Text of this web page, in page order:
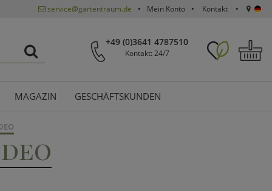
service@gartentraum.de Mein Konto Kontakt
+49 (0)3641 4787510
Kontakt: 24/7
MAGAZIN GESCHÄFTSKUNDEN